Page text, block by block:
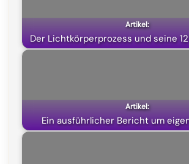
o
k
a
m
p
p
Der Lichtkörperprozess und seine
Ein ausführlicher Bericht um